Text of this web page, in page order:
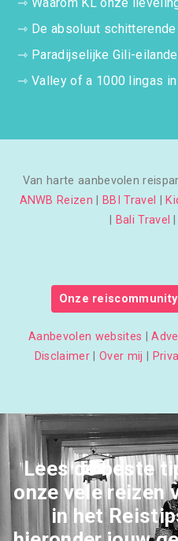
⇾ De absoluut
⇾ Paradijselijke Gili-
⇾Valley of a 1000 lingas in
Van harte aanbevolen
ANWB Reizen
BBI Travel
Bali Travel
Onze reiscommunity
Aanbevolen websites |
Disclaimer |Over mij
Lees de beste
onze vele reizen
in het